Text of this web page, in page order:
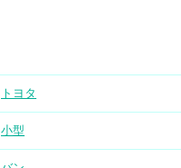
トヨタ
小型